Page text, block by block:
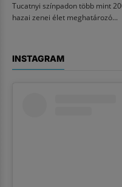
Tucatnyi színpadon több mint
hazai zenei élet meghatározó...
INSTAGRAM